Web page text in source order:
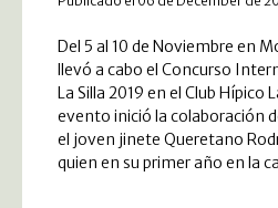
Del 5 al 10 de Noviembre en
llevó a cabo el Concurso
La Silla 2019 en el Club Hípico
evento inició la colaboración
el joven jinete Queretano
quien en su primer año en la